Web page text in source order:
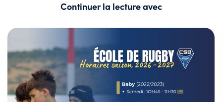
Continuer la lecture avec